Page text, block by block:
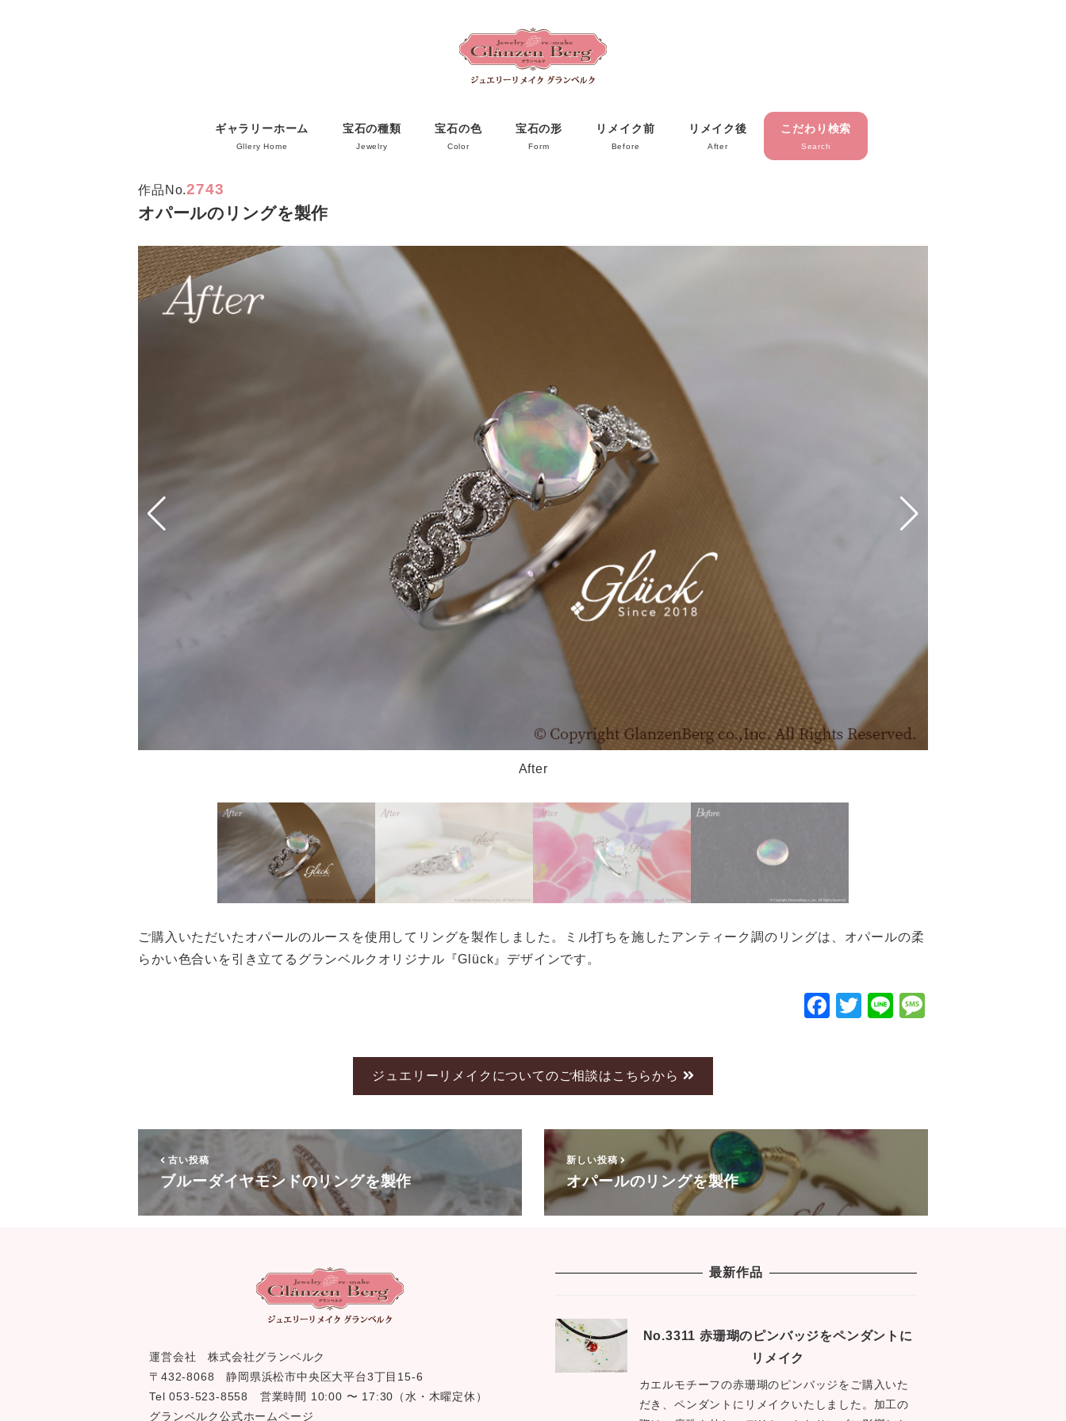
ギャラリーホーム
Gllery Home
宝石の種類
Jewelry
宝石の色
Color
宝石の形
Form
リメイク前
Before
リメイク後
After
こだわり検索
Search
作品No.2743
オパールのリングを製作
After
ご購入いただいたオパールのルースを使用してリングを製作しました。ミル打ちを施したアンティーク調のリングは、オパールの柔
らかい色合いを引き立てるグランベルクオリジナル『Glück』デザインです。
F
o
k
T Li
ジュエリーリメイクについてのご相談はこちらから
古い投稿
ブルーダイヤモンドのリングを製作
新しい投稿
オパールのリングを製作
運営会社 株式会社グランベルク
〒432-8068 静岡県浜松市中央区大平台3丁目15-6
Tel 053-523-8558 営業時間 10:00 〜 17:30（水・木曜定休）
グランベルク公式ホームページ
最新作品
No.3311 赤珊瑚のピンバッジをペンダントに
リメイク
カエルモチーフの赤珊瑚のピンバッジをご購入いた
だき、ペンダントにリメイクいたしました。加工の